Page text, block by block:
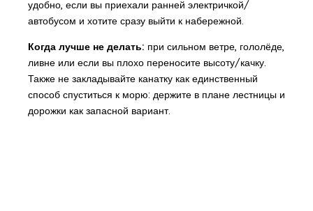
удобно, если вы приехали ранней электричкой/
автобусом и хотите сразу выйти к набережной.
Когда лучше не делать: при сильном ветре, гололёде,
ливне или если вы плохо переносите высоту/качку.
Также не закладывайте канатку как единственный
способ спуститься к морю: держите в плане лестницы и
дорожки как запасной вариант.